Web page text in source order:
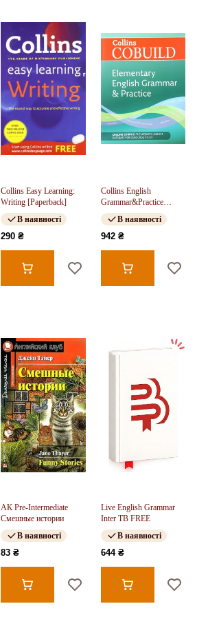
Collins Easy Learning:
Writing [Paperback]
В наявності
290 ₴
Collins English
Grammar&Practice
Elementary
В наявності
942 ₴
АК Pre-Intermediate
Смешные истории
В наявності
83 ₴
Live English Grammar
Inter TB FREE
В наявності
644 ₴